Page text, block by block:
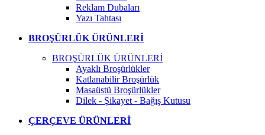
Reklam Dubaları
Yazı Tahtası
BROŞÜRLÜK ÜRÜNLERİ
BROŞÜRLÜK ÜRÜNLERİ
Ayaklı Broşürlükler
Katlanabilir Broşürlük
Masaüstü Broşürlükler
Dilek - Şikayet - Bağış Kutusu
ÇERÇEVE ÜRÜNLERİ